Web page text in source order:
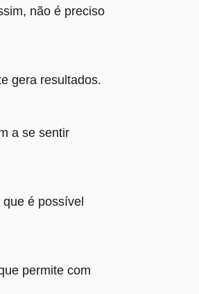
não é preciso
gera resultados.
a se sentir
é possível
permite com